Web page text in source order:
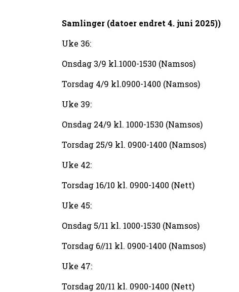
Samlinger (datoer endret 4. juni 2025))
Uke 36:
Onsdag 3/9 kl.1000-1530 (Namsos)
Torsdag 4/9 kl.0900-1400 (Namsos)
Uke 39:
Onsdag 24/9 kl. 1000-1530 (Namsos)
Torsdag 25/9 kl. 0900-1400 (Namsos)
Uke 42:
Torsdag 16/10 kl. 0900-1400 (Nett)
Uke 45:
Onsdag 5/11 kl. 1000-1530 (Namsos)
Torsdag 6//11 kl. 0900-1400 (Namsos)
Uke 47:
Torsdag 20/11 kl. 0900-1400 (Nett)